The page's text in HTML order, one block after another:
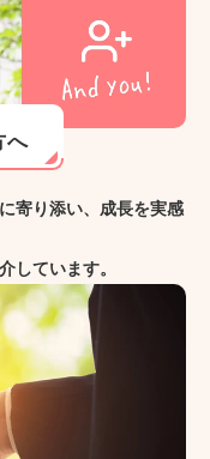
へ
寄り添い、成長を実感
しています。